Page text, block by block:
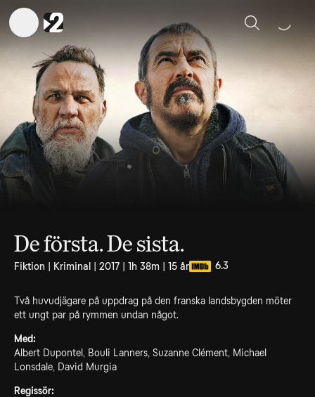
Sök
De första. De sista.
Fiktion | Kriminal | 2017 | 1h 38m | 15 år 6.3
Två huvudjägare på uppdrag på den franska landsbygden möter
ett ungt par på rymmen undan något.
Med:
Albert Dupontel, Bouli Lanners, Suzanne Clément, Michael
Lonsdale, David Murgia
Regissör: